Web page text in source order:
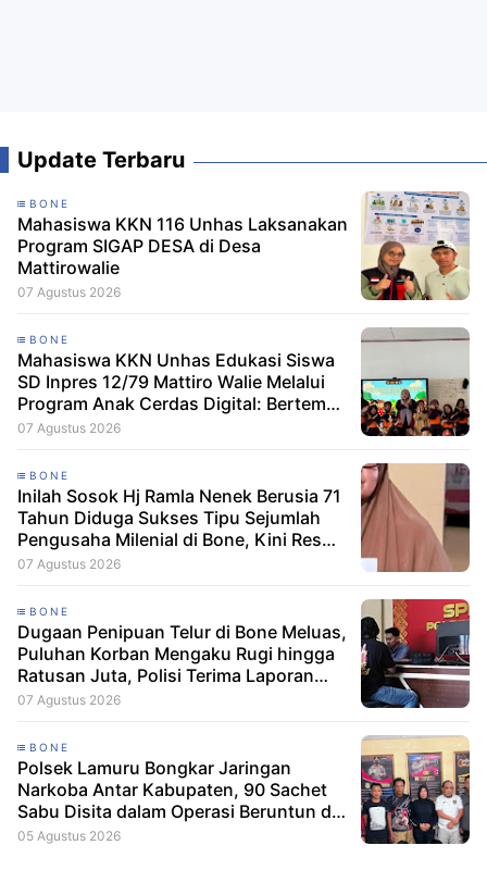
Update Terbaru
BONE
Mahasiswa KKN 116 Unhas Laksanakan
Program SIGAP DESA di Desa
Mattirowalie
07 Agustus 2026
BONE
Mahasiswa KKN Unhas Edukasi Siswa
SD Inpres 12/79 Mattiro Walie Melalui
Program Anak Cerdas Digital: Berteman
Baik, Berani Tolak Bullying
07 Agustus 2026
BONE
Inilah Sosok Hj Ramla Nenek Berusia 71
Tahun Diduga Sukses Tipu Sejumlah
Pengusaha Milenial di Bone, Kini Resmi
Dilaporkan Dengan Kerugian Korban
07 Agustus 2026
BONE
Dugaan Penipuan Telur di Bone Meluas,
Puluhan Korban Mengaku Rugi hingga
Ratusan Juta, Polisi Terima Laporan
Resmi
07 Agustus 2026
BONE
Polsek Lamuru Bongkar Jaringan
Narkoba Antar Kabupaten, 90 Sachet
Sabu Disita dalam Operasi Beruntun di
Bone dan Soppeng
05 Agustus 2026